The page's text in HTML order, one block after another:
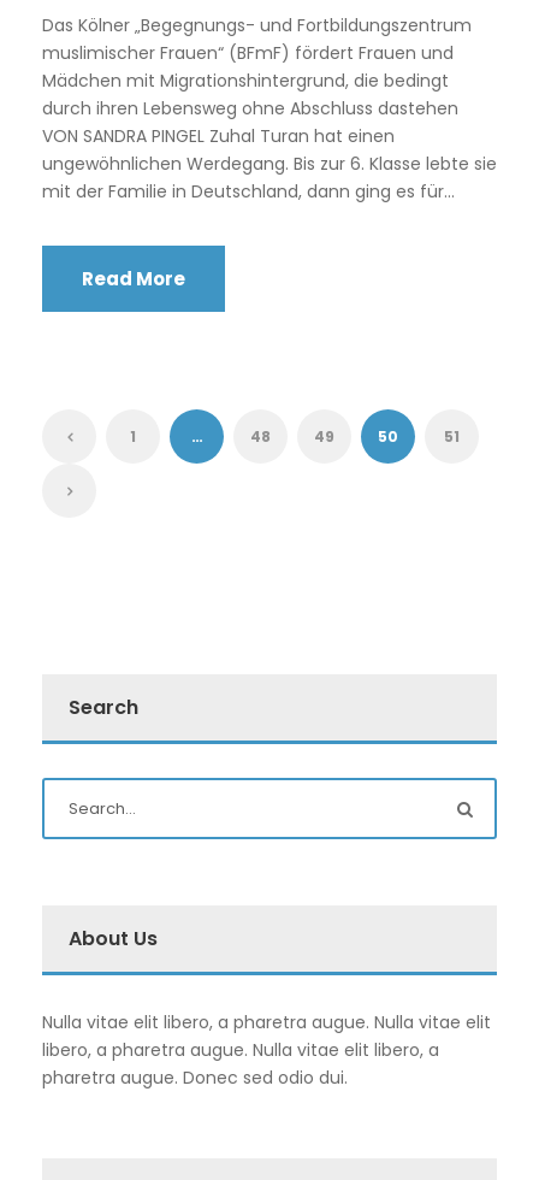
Das Kölner „Begegnungs- und Fortbildungszentrum
muslimischer Frauen“ (BFmF) fördert Frauen und
Mädchen mit Migrationshintergrund, die bedingt
durch ihren Lebensweg ohne Abschluss dastehen
VON SANDRA PINGEL Zuhal Turan hat einen
ungewöhnlichen Werdegang. Bis zur 6. Klasse lebte sie
mit der Familie in Deutschland, dann ging es für...
Read More
1 … 48 49 50 51
Search
About Us
Nulla vitae elit libero, a pharetra augue. Nulla vitae elit
libero, a pharetra augue. Nulla vitae elit libero, a
pharetra augue. Donec sed odio dui.